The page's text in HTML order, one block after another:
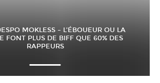
MOKLESS – L’ÉBOUEUR OU LA
FONT PLUS DE BIFF QUE 60% DES
RAPPEURS